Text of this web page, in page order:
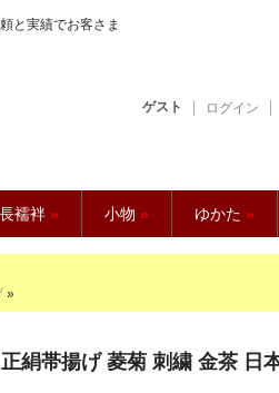
と実績でお客さま
ゲスト ログイン
長襦袢 » 小物 » ゆかた »
»
絹帯揚げ 菱菊 刺繍 金茶 日